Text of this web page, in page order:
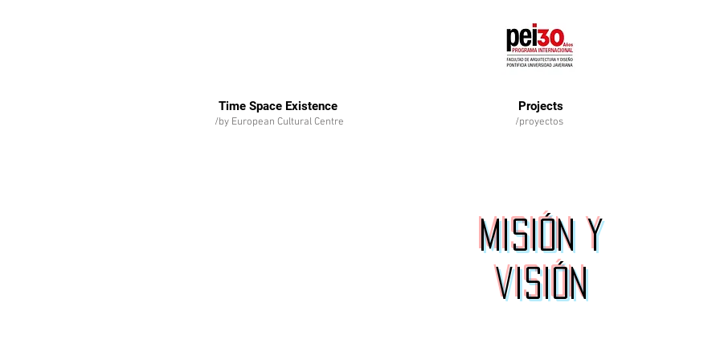
Time Space Existence Projects
/proyectos
/by European Cultural Centre
misión y
visión